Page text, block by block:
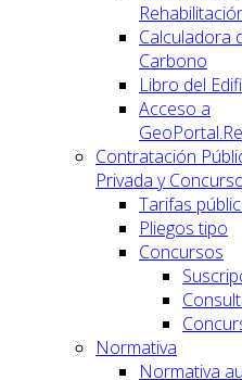
Calculadora
Carbono
Libro del
Acceso a
Contratación
Privada y
Tarifas
Pliegos tipo
Concursos
Normativa
Normativa